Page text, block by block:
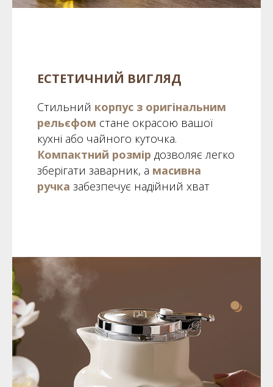
ЕСТЕТИЧНИЙ ВИГЛЯД
Стильний корпус з оригінальним
рельєфом стане окрасою вашої
кухні або чайного куточка.
Компактний розмір дозволяє легко
зберігати заварник, а масивна
ручка забезпечує надійний хват